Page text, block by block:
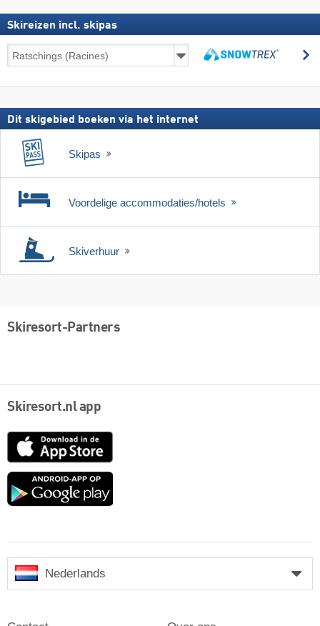
Skireizen incl. skipas
incl.
Dit skigebied boeken via het internet
Skipas
Voordelige accommodaties/hotels
Skiverhuur
Skiresort-Partners
Skiresort.nl app
App
Google
Nederlands